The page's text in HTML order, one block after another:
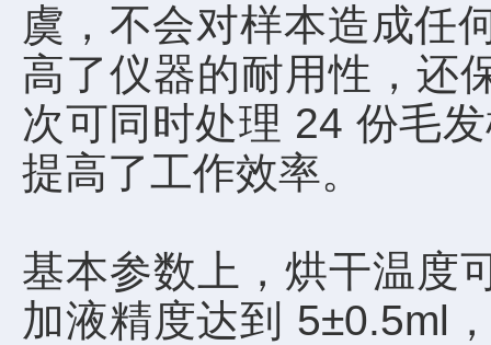
虞，不会对样本造成任
高了仪器的耐用性，还
次可同时处理 24 份毛
提高了工作效率。
基本参数上，烘干温度
加液精度达到 5±0.5ml